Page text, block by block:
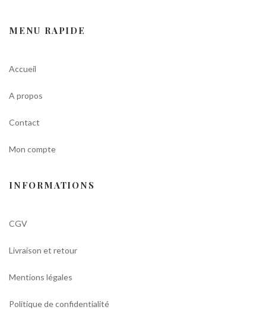
MENU RAPIDE
Accueil
A propos
Contact
Mon compte
INFORMATIONS
CGV
Livraison et retour
Mentions légales
Politique de confidentialité